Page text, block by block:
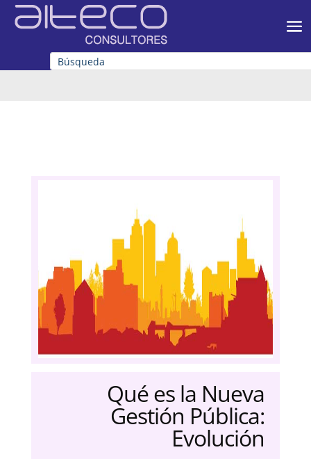
Qué es la Nueva
Gestión Pública:
Evolución